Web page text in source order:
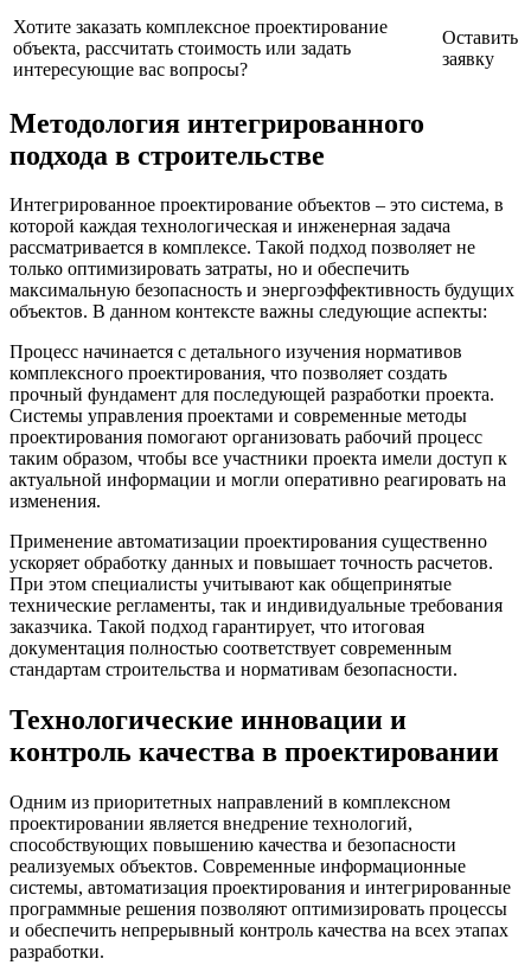
Хотите заказать комплексное проектирование
объекта, рассчитать стоимость или задать
интересующие вас вопросы?
Оставить
заявку
Методология интегрированного
подхода в строительстве
Интегрированное проектирование объектов – это система, в
которой каждая технологическая и инженерная задача
рассматривается в комплексе. Такой подход позволяет не
только оптимизировать затраты, но и обеспечить
максимальную безопасность и энергоэффективность будущих
объектов. В данном контексте важны следующие аспекты:
Процесс начинается с детального изучения нормативов
комплексного проектирования, что позволяет создать
прочный фундамент для последующей разработки проекта.
Системы управления проектами и современные методы
проектирования помогают организовать рабочий процесс
таким образом, чтобы все участники проекта имели доступ к
актуальной информации и могли оперативно реагировать на
изменения.
Применение автоматизации проектирования существенно
ускоряет обработку данных и повышает точность расчетов.
При этом специалисты учитывают как общепринятые
технические регламенты, так и индивидуальные требования
заказчика. Такой подход гарантирует, что итоговая
документация полностью соответствует современным
стандартам строительства и нормативам безопасности.
Технологические инновации и
контроль качества в проектировании
Одним из приоритетных направлений в комплексном
проектировании является внедрение технологий,
способствующих повышению качества и безопасности
реализуемых объектов. Современные информационные
системы, автоматизация проектирования и интегрированные
программные решения позволяют оптимизировать процессы
и обеспечить непрерывный контроль качества на всех этапах
разработки.